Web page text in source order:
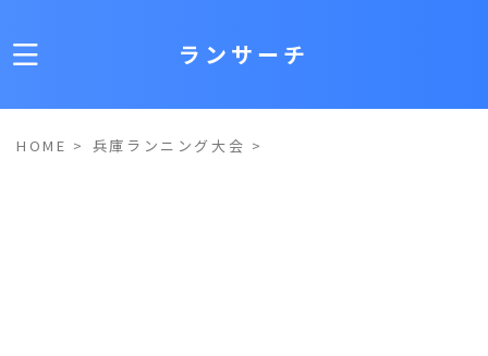
ランサーチ
HOME > 兵庫ランニング大会 >